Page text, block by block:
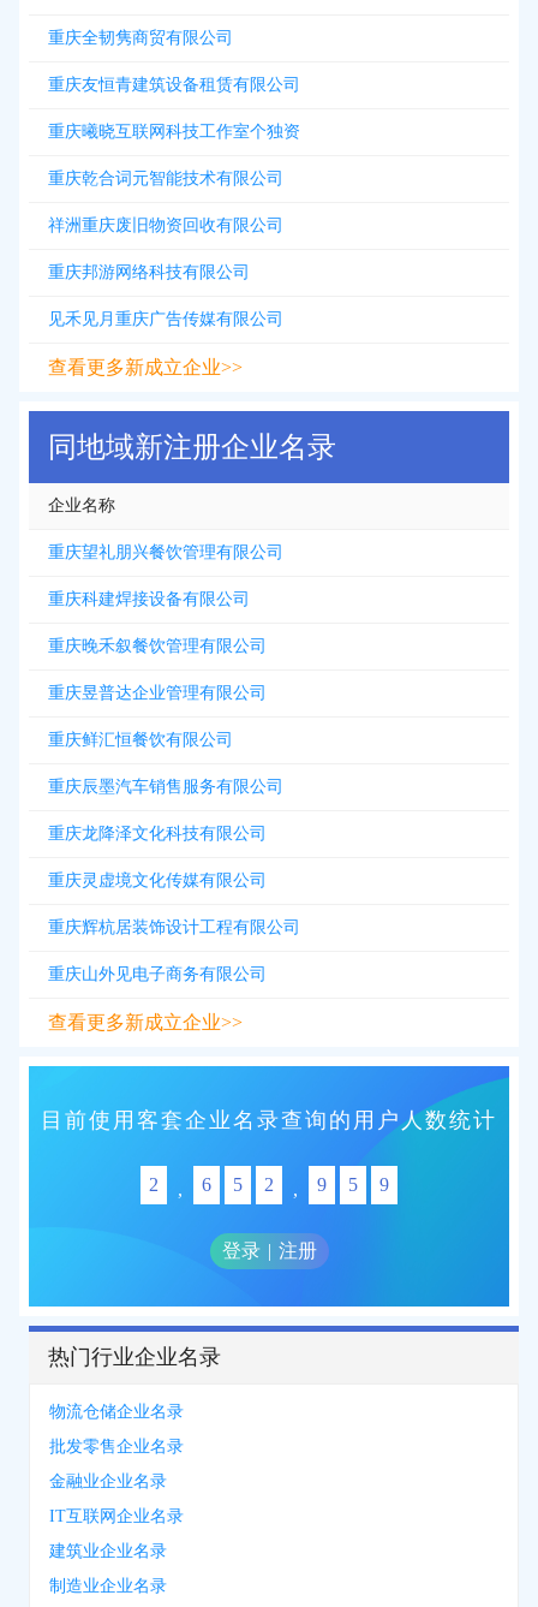
重庆全韧隽商贸有限公司
重庆友恒青建筑设备租赁有限公司
重庆曦晓互联网科技工作室个独资
重庆乾合词元智能技术有限公司
祥洲重庆废旧物资回收有限公司
重庆邦游网络科技有限公司
见禾见月重庆广告传媒有限公司
查看更多新成立企业>>
同地域新注册企业名录
企业名称
重庆望礼朋兴餐饮管理有限公司
重庆科建焊接设备有限公司
重庆晚禾叙餐饮管理有限公司
重庆昱普达企业管理有限公司
重庆鲜汇恒餐饮有限公司
重庆辰墨汽车销售服务有限公司
重庆龙降泽文化科技有限公司
重庆灵虚境文化传媒有限公司
重庆辉杭居装饰设计工程有限公司
重庆山外见电子商务有限公司
查看更多新成立企业>>
目前使用客套企业名录查询的用户人数统计
2 , 6 5 2 , 9 5 9
登录 | 注册
热门行业企业名录
物流仓储企业名录
批发零售企业名录
金融业企业名录
IT互联网企业名录
建筑业企业名录
制造业企业名录